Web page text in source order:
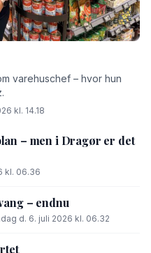
varehuschef – hvor hun
kl. 14.18
– men i Dragør er det
kl. 06.36
– endnu
d. 6. juli 2026 kl. 06.32